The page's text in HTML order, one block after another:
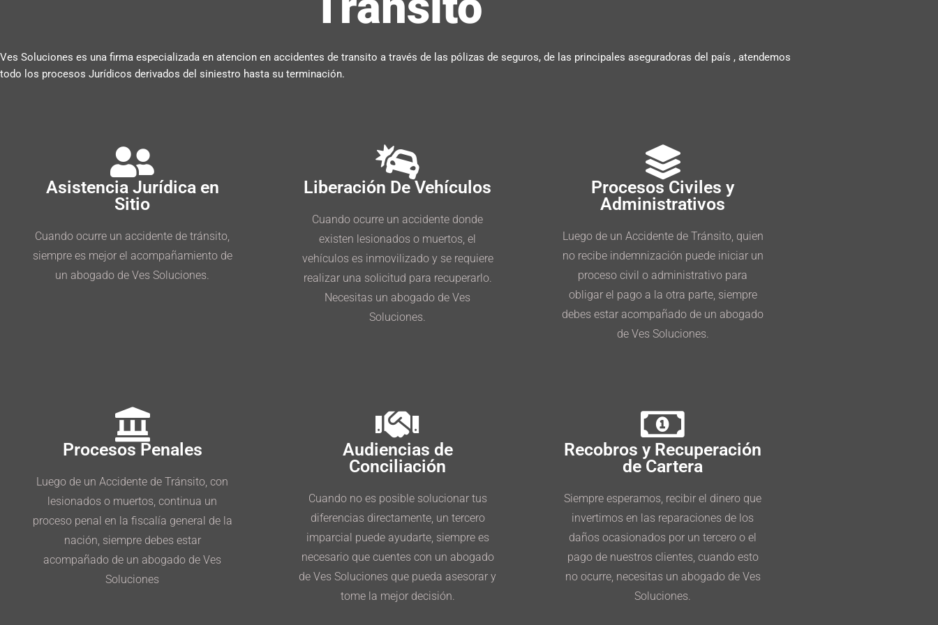
Ves Soluciones es una firma especializada en atencion en accidentes de transito a través de las pólizas de seguros, de las principales aseguradoras del país , atendemos
todo los procesos Jurídicos derivados del siniestro hasta su terminación.
Asistencia Jurídica en
Sitio
Cuando ocurre un accidente de tránsito,
siempre es mejor el acompañamiento de
un abogado de Ves Soluciones.
Liberación De Vehículos
Cuando ocurre un accidente donde
existen lesionados o muertos, el
vehículos es inmovilizado y se requiere
realizar una solicitud para recuperarlo.
Necesitas un abogado de Ves
Soluciones.
Procesos Civiles y
Administrativos
Luego de un Accidente de Tránsito, quien
no recibe indemnización puede iniciar un
proceso civil o administrativo para
obligar el pago a la otra parte, siempre
debes estar acompañado de un abogado
de Ves Soluciones.
Procesos Penales
Luego de un Accidente de Tránsito, con
lesionados o muertos, continua un
proceso penal en la fiscalía general de la
nación, siempre debes estar
acompañado de un abogado de Ves
Soluciones
Audiencias de
Conciliación
Cuando no es posible solucionar tus
diferencias directamente, un tercero
imparcial puede ayudarte, siempre es
necesario que cuentes con un abogado
de Ves Soluciones que pueda asesorar y
tome la mejor decisión.
Recobros y Recuperación
de Cartera
Siempre esperamos, recibir el dinero que
invertimos en las reparaciones de los
daños ocasionados por un tercero o el
pago de nuestros clientes, cuando esto
no ocurre, necesitas un abogado de Ves
Soluciones.